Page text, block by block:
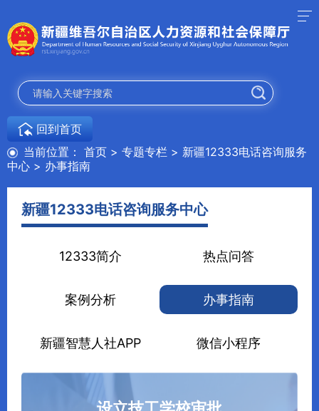
当前位置： 首页 > 专题专栏 > 新疆12333电话咨询服务
中心 > 办事指南
回到首页
新疆12333电话咨询服务中心
12333简介 热点问答
案例分析 办事指南
新疆智慧人社APP 微信小程序